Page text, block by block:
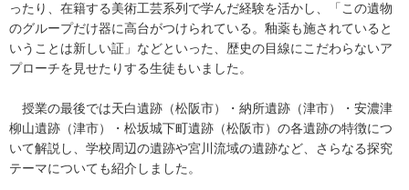
ったり、在籍する美術工芸系列で学んだ経験を活かし、「この遺物
のグループだけ器に高台がつけられている。釉薬も施されていると
いうことは新しい証」などといった、歴史の目線にこだわらないア
プローチを見せたりする生徒もいました。
授業の最後では天白遺跡（松阪市）・納所遺跡（津市）・安濃津
柳山遺跡（津市）・松坂城下町遺跡（松阪市）の各遺跡の特徴につ
いて解説し、学校周辺の遺跡や宮川流域の遺跡など、さらなる探究
テーマについても紹介しました。